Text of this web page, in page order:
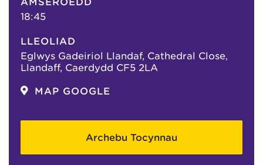
18:45
LLEOLIAD
Eglwys Gadeiriol Llandaf, Cathedral Close,
Llandaff, Caerdydd CF5 2LA
MAP GOOGLE
Archebu Tocynnau